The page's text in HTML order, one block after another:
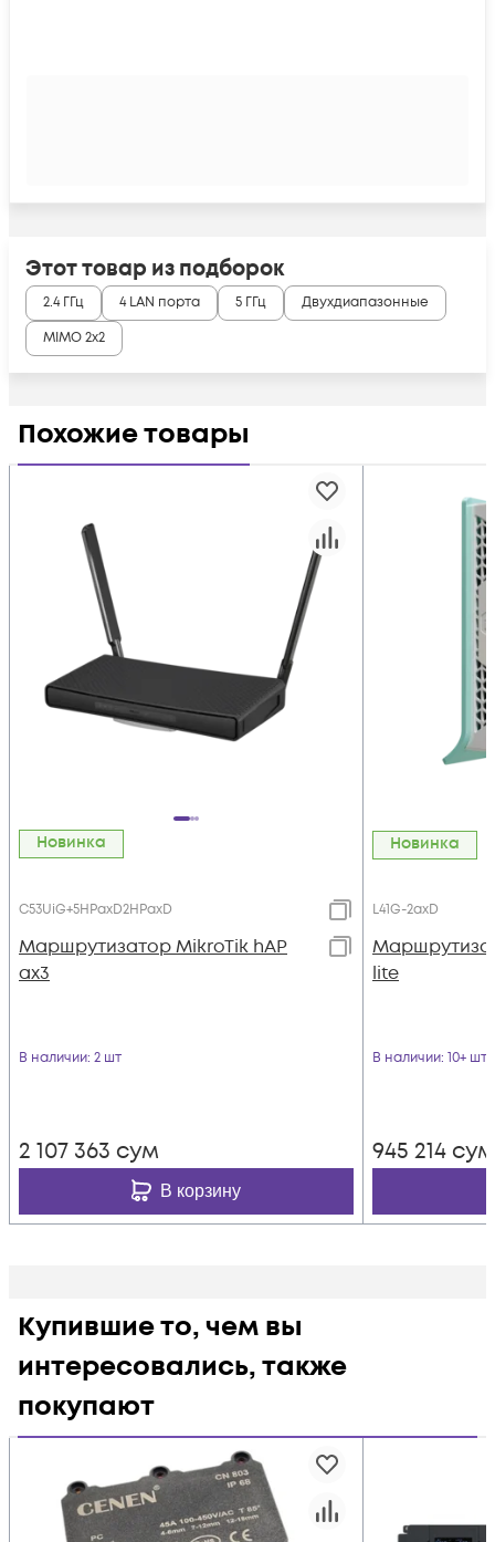
Этот товар из подборок
2.4 ГГц 4 LAN порта 5 ГГц
Двухдиапазонные
MIMO 2x2
Похожие товары
Новинка
C53UiG+5HPaxD2HPaxD
Маршрутизатор MikroTik hAP
ax3
В наличии: 2 шт
2 107 363 сум
В корзину
Новинка
L41G-2axD
lite
В наличии: 10+ шт
945 214 сум
Купившие то, чем вы
интересовались, также
покупают